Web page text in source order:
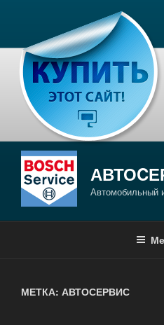
содержимому
Автомобильный
МЕТКА: АВТОСЕРВИС